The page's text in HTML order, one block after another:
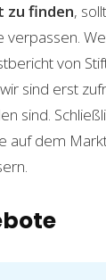
zu finden,
von
sind erst
sind.
auf dem